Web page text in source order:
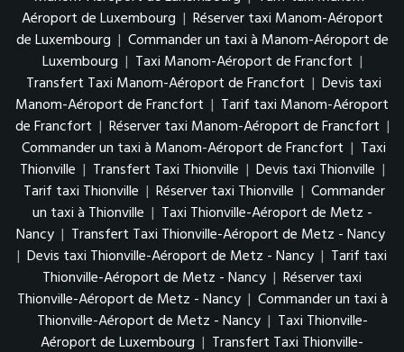
Aéroport de Luxembourg | Réserver taxi Manom-Aéroport
de Luxembourg | Commander un taxi à Manom-Aéroport de
Luxembourg | Taxi Manom-Aéroport de Francfort |
Transfert Taxi Manom-Aéroport de Francfort | Devis taxi
Manom-Aéroport de Francfort | Tarif taxi Manom-Aéroport
de Francfort | Réserver taxi Manom-Aéroport de Francfort |
Commander un taxi à Manom-Aéroport de Francfort | Taxi
Thionville | Transfert Taxi Thionville | Devis taxi Thionville |
Tarif taxi Thionville | Réserver taxi Thionville | Commander
un taxi à Thionville | Taxi Thionville-Aéroport de Metz -
Nancy | Transfert Taxi Thionville-Aéroport de Metz - Nancy
| Devis taxi Thionville-Aéroport de Metz - Nancy | Tarif taxi
Thionville-Aéroport de Metz - Nancy | Réserver taxi
Thionville-Aéroport de Metz - Nancy | Commander un taxi à
Thionville-Aéroport de Metz - Nancy | Taxi Thionville-
Aéroport de Luxembourg | Transfert Taxi Thionville-